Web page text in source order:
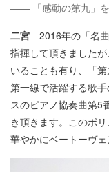
―― 「感動の第九」を
二宮 2016年の「名
指揮して頂きました
いることも有り、「
第一線で活躍する歌
スのピアノ協奏曲第5
き頂きます。このボ
華やかにベートーヴ